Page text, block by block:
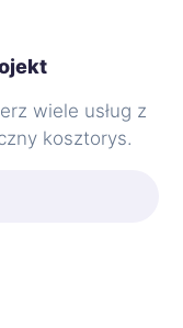
wiele usług z
kosztorys.